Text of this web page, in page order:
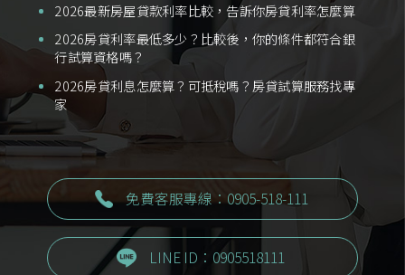
2026最新房屋貸款利率比較，告訴你房貸利率怎麼算
2026房貸利率最低多少？比較後，你的條件都符合銀
行試算資格嗎？
2026房貸利息怎麼算？可抵稅嗎？房貸試算服務找專
家
免費客服專線：0905-518-111
LINE ID：0905518111